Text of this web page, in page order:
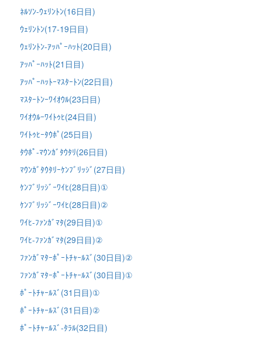
ﾈﾙｿﾝ-ｳｪﾘﾝﾄﾝ(16日目)
ｳｪﾘﾝﾄﾝ(17-19日目)
ｳｪﾘﾝﾄﾝ-ｱｯﾊﾟｰﾊｯﾄ(20日目)
ｱｯﾊﾟｰﾊｯﾄ(21日目)
ｱｯﾊﾟｰﾊｯﾄｰﾏｽﾀｰﾄﾝ(22日目)
ﾏｽﾀｰﾄﾝｰﾜｲｵｳﾙ(23日目)
ﾜｲｵｳﾙｰﾜｲﾄｩﾋ(24日目)
ﾜｲﾄｩﾋｰﾀｳﾎﾟ(25日目)
ﾀｳﾎﾟ-ﾏｳﾝｶﾞﾀｳﾀﾘ(26日目)
ﾏｳﾝｶﾞﾀｳﾀﾘｰｹﾝﾌﾞﾘｯｼﾞ(27日目)
ｹﾝﾌﾞﾘｯｼﾞｰﾜｲﾋ(28日目)①
ｹﾝﾌﾞﾘｯｼﾞｰﾜｲﾋ(28日目)②
ﾜｲﾋ-ﾌｧﾝｶﾞﾏﾀ(29日目)①
ﾜｲﾋ-ﾌｧﾝｶﾞﾏﾀ(29日目)②
ﾌｧﾝｶﾞﾏﾀｰﾎﾟｰﾄﾁｬｰﾙｽﾞ(30日目)②
ﾌｧﾝｶﾞﾏﾀｰﾎﾟｰﾄﾁｬｰﾙｽﾞ(30日目)①
ﾎﾟｰﾄﾁｬｰﾙｽﾞ(31日目)①
ﾎﾟｰﾄﾁｬｰﾙｽﾞ(31日目)②
ﾎﾟｰﾄﾁｬｰﾙｽﾞ-ﾀﾗﾙ(32日目)